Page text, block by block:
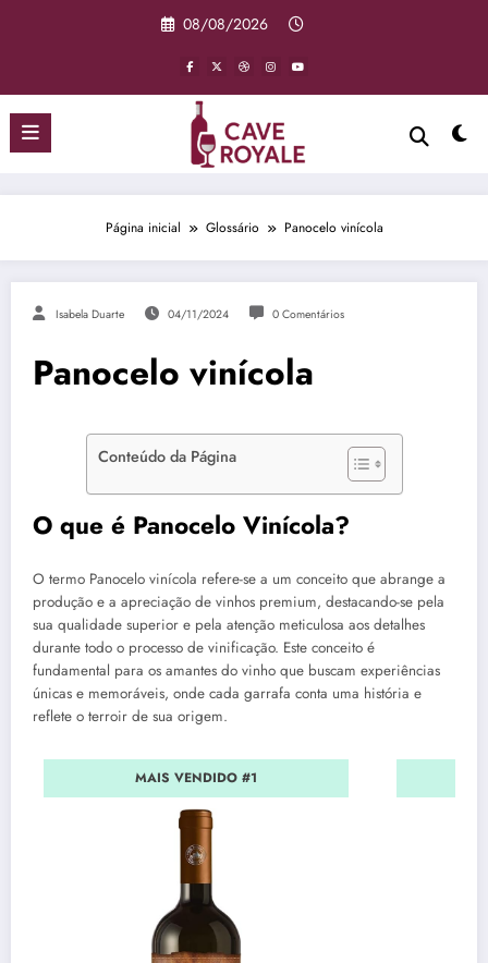
08/08/2026
Página inicial Glossário Panocelo vinícola
Isabela Duarte 04/11/2024 0 Comentários
Panocelo vinícola
Conteúdo da Página
O que é Panocelo Vinícola?
O termo Panocelo vinícola refere-se a um conceito que abrange a
produção e a apreciação de vinhos premium, destacando-se pela
sua qualidade superior e pela atenção meticulosa aos detalhes
durante todo o processo de vinificação. Este conceito é
fundamental para os amantes do vinho que buscam experiências
únicas e memoráveis, onde cada garrafa conta uma história e
reflete o terroir de sua origem.
MAIS VENDIDO #1